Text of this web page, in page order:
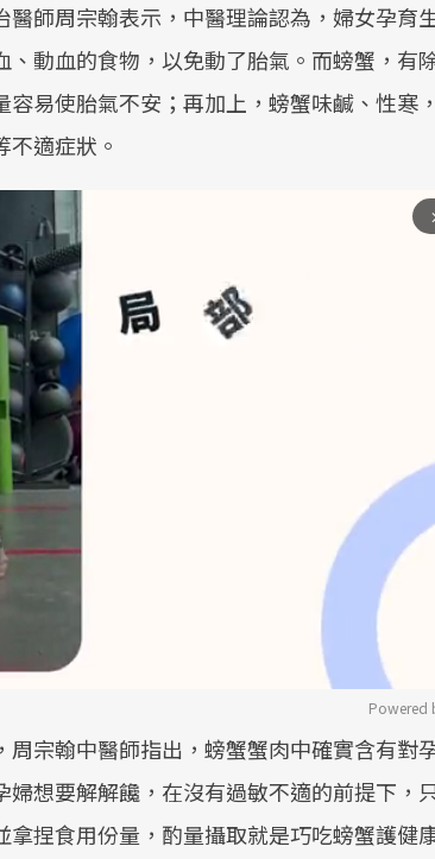
師周宗翰表示，中醫理論認為，婦女孕育
動血的食物，以免動了胎氣。而螃蟹，有
易使胎氣不安；再加上，螃蟹味鹹、性寒
適症狀。
Powered
宗翰中醫師指出，螃蟹蟹肉中確實含有對
想要解解饞，在沒有過敏不適的前提下，
捏食用份量，酌量攝取就是巧吃螃蟹護健